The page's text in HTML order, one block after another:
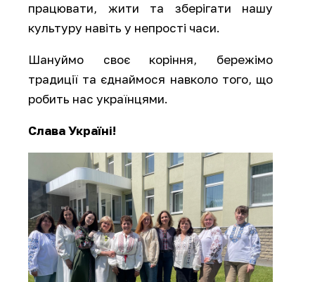
працювати, жити та зберігати нашу
культуру навіть у непрості часи.
Шануймо своє коріння, бережімо
традиції та єднаймося навколо того, що
робить нас українцями.
Слава Україні!